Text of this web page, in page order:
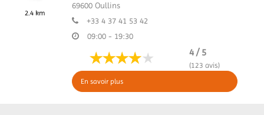
2.4 km
69600 Oullins
+33 4 37 41 53 42
09:00 - 19:30
4 / 5
(123 avis)
En savoir plus